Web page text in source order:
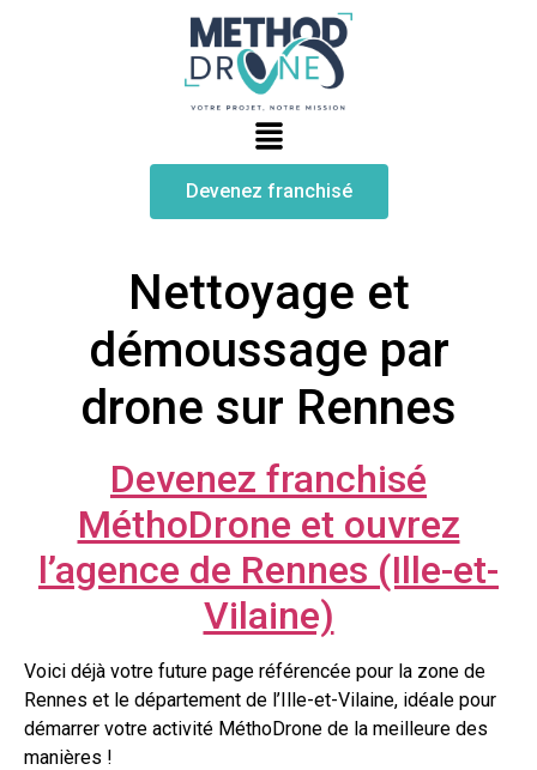
Devenez franchisé
Nettoyage et
démoussage par
drone sur Rennes
Devenez franchisé
MéthoDrone et ouvrez
l’agence de Rennes (Ille-et-
Vilaine)
Voici déjà votre future page référencée pour la zone de
Rennes et le département de l’Ille-et-Vilaine, idéale pour
démarrer votre activité MéthoDrone de la meilleure des
manières !